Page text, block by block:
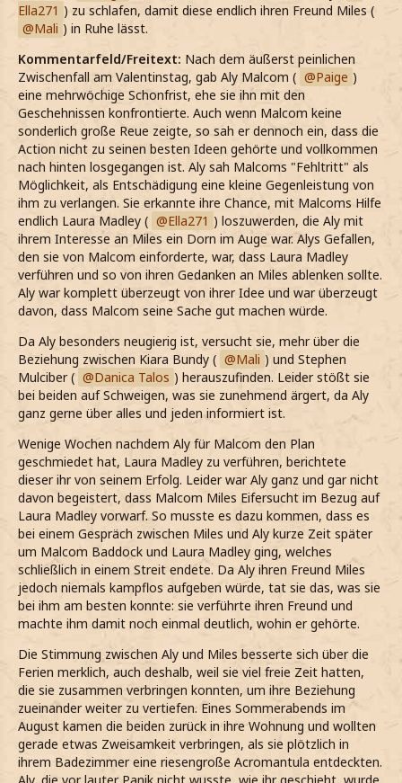
Ella271 ) zu schlafen, damit diese endlich ihren Freund Miles (
Mali ) in Ruhe lässt.
Kommentarfeld/Freitext: Nach dem äußerst peinlichen
Zwischenfall am Valentinstag, gab Aly Malcom (
Paige )
eine mehrwöchige Schonfrist, ehe sie ihn mit den
Geschehnissen konfrontierte. Auch wenn Malcom keine
sonderlich große Reue zeigte, so sah er dennoch ein, dass die
Action nicht zu seinen besten Ideen gehörte und vollkommen
nach hinten losgegangen ist. Aly sah Malcoms "Fehltritt" als
Möglichkeit, als Entschädigung eine kleine Gegenleistung von
ihm zu verlangen. Sie erkannte ihre Chance, mit Malcoms Hilfe
endlich Laura Madley (
Ella271 ) loszuwerden, die Aly mit
ihrem Interesse an Miles ein Dorn im Auge war. Alys Gefallen,
den sie von Malcom einforderte, war, dass Laura Madley
verführen und so von ihren Gedanken an Miles ablenken sollte.
Aly war komplett überzeugt von ihrer Idee und war überzeugt
davon, dass Malcom seine Sache gut machen würde.
Da Aly besonders neugierig ist, versucht sie, mehr über die
Beziehung zwischen Kiara Bundy (
Mali ) und Stephen
Mulciber (
Danica Talos ) herauszufinden. Leider stößt sie
bei beiden auf Schweigen, was sie zunehmend ärgert, da Aly
ganz gerne über alles und jeden informiert ist.
Wenige Wochen nachdem Aly für Malcom den Plan
geschmiedet hat, Laura Madley zu verführen, berichtete
dieser ihr von seinem Erfolg. Leider war Aly ganz und gar nicht
davon begeistert, dass Malcom Miles Eifersucht im Bezug auf
Laura Madley vorwarf. So musste es dazu kommen, dass es
bei einem Gespräch zwischen Miles und Aly kurze Zeit später
um Malcom Baddock und Laura Madley ging, welches
schließlich in einem Streit endete. Da Aly ihren Freund Miles
jedoch niemals kampflos aufgeben würde, tat sie das, was sie
bei ihm am besten konnte: sie verführte ihren Freund und
machte ihm damit noch einmal deutlich, wohin er gehörte.
Die Stimmung zwischen Aly und Miles besserte sich über die
Ferien merklich, auch deshalb, weil sie viel freie Zeit hatten,
die sie zusammen verbringen konnten, um ihre Beziehung
zueinander weiter zu vertiefen. Eines Sommerabends im
August kamen die beiden zurück in ihre Wohnung und wollten
gerade etwas Zweisamkeit verbringen, als sie plötzlich in
ihrem Badezimmer eine riesengroße Acromantula entdeckten.